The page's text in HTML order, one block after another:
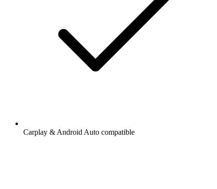
Carplay & Android Auto compatible